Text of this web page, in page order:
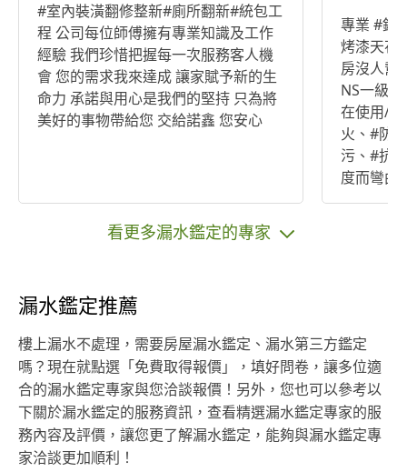
#室內裝潢翻修整新#廁所翻新#統包工
程 公司每位師傅擁有專業知識及工作
經驗 我們珍惜把握每一次服務客人機
會 您的需求我來達成 讓家賦予新的生
命力 承諾與用心是我們的堅持 只為將
美好的事物帶給您 交給諾鑫 您安心
專業 #鋁
烤漆天花板 #不用煩惱一間二間
房沒人幫
NS一級
在使用/
火、#防
污、#抗
度而彎曲
造型新穎
看更多漏水鑑定的專家
漏水鑑定推薦
樓上漏水不處理，需要房屋漏水鑑定、漏水第三方鑑定
嗎？現在就點選「免費取得報價」，填好問卷，讓多位適
合的漏水鑑定專家與您洽談報價！另外，您也可以參考以
下關於漏水鑑定的服務資訊，查看精選漏水鑑定專家的服
務內容及評價，讓您更了解漏水鑑定，能夠與漏水鑑定專
家洽談更加順利！